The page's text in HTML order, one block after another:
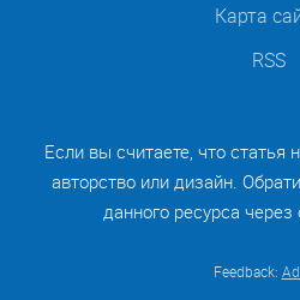
Карта
RSS
Если вы считаете, что статья
авторство или дизайн.
данного ресурса через
Feedback: